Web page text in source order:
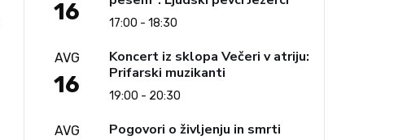
16 17:00 - 18:30
AVG
16
Koncert iz sklopa Večeri v atriju:
Prifarski muzikanti
19:00 - 20:30
AVG Pogovori o življenju in smrti